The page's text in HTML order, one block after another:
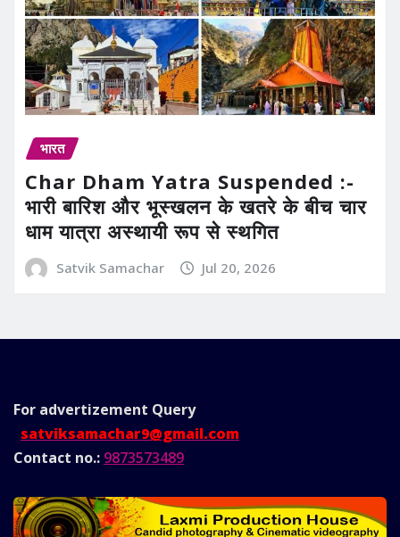
भारत
Char Dham Yatra Suspended :-
भारी बारिश और भूस्खलन के खतरे के बीच चार
धाम यात्रा अस्थायी रूप से स्थगित
Satvik Samachar Jul 20, 2026
For advertizement Query
satviksamachar9@gmail.com
Contact no.: 9873573489